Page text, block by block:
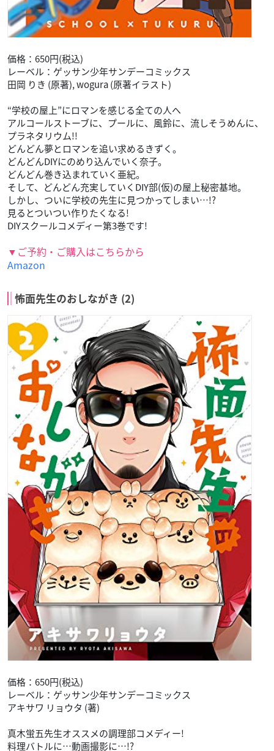
価格：650円(税込)
レーベル：ゲッサン少年サンデーコミックス
田岡 りき (原著), wogura (原著イラスト)
“学校の屋上”にロマンを感じる全ての人へ
アルコールストーブに、プールに、風鈴に、流しそうめんに、
プラネタリウム!!
どんどん夢とロマンを追い求めるきずく。
どんどんDIYにのめり込んでいく奈子。
どんどん巻き込まれていく亜紀。
そして、どんどん充実していくDIY部(仮)の屋上秘密基地。
しかし、ついに学校の先生に見つかってしまい…!?
見るとついつい作りたくなる!
DIYスクールコメディー第3巻です!
▼ご予約・ご購入はこちらから
Amazon
怖面先生のおしながき (2)
価格：650円(税込)
レーベル：ゲッサン少年サンデーコミックス
アキサワ リョウタ (著)
真木蛍五先生オススメの調理部コメディー!
料理バトルに…動画撮影に…!?